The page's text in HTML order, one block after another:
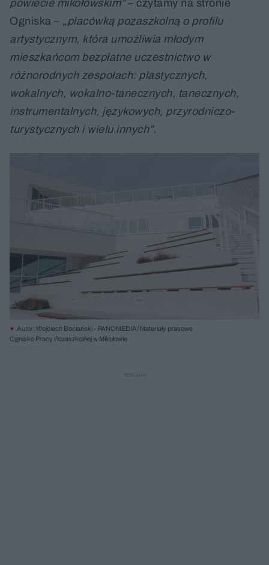
powiecie mikołowskim”– czytamy na stronie
Ogniska – „placówką pozaszkolną o profilu
artystycznym, która umożliwia młodym
mieszkańcom bezpłatne uczestnictwo w
różnorodnych zespołach: plastycznych,
wokalnych, wokalno-tanecznych, tanecznych,
instrumentalnych, językowych, przyrodniczo-
turystycznych i wielu innych”.
Autor: Wojciech Bociański - PANOMEDIA/ Materiały prasowe
Ognisko Pracy Pozaszkolnej w Mikołowie